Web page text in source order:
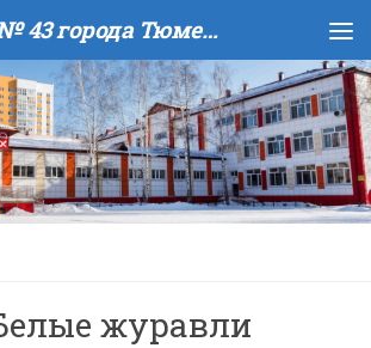
МАОУ COШ № 43 города Тюмени имени В.И. Муравленко
журавли